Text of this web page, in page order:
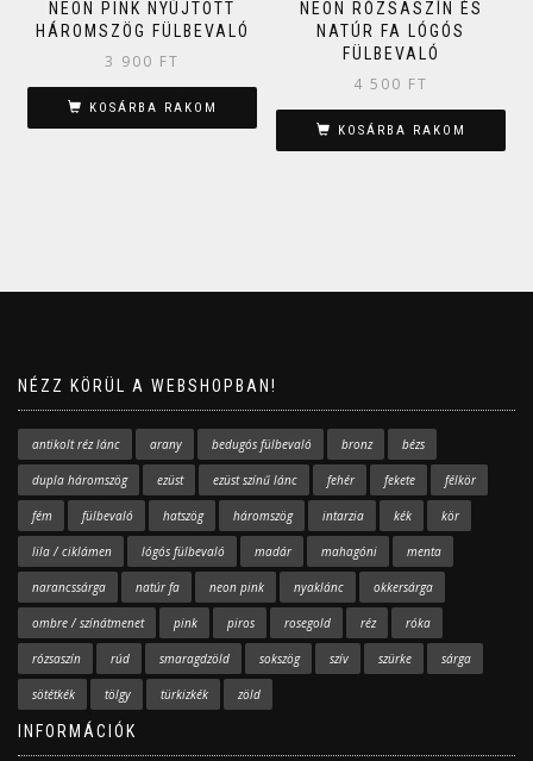
NEON PINK NYÚJTOTT
HÁROMSZÖG FÜLBEVALÓ
3 900 FT
KOSÁRBA RAKOM
NEON RÓZSASZÍN ÉS
NATÚR FA LÓGÓS
FÜLBEVALÓ
4 500 FT
KOSÁRBA RAKOM
NÉZZ KÖRÜL A WEBSHOPBAN!
antikolt réz lánc arany bedugós fülbevaló bronz bézs
dupla háromszög ezüst ezüst színű lánc fehér fekete félkör
fém fülbevaló hatszög háromszög intarzia kék kör
lila / ciklámen lógós fülbevaló madár mahagóni menta
narancssárga natúr fa neon pink nyaklánc okkersárga
ombre / színátmenet pink piros rosegold réz róka
rózsaszín rúd smaragdzöld sokszög szív szürke sárga
sötétkék tölgy türkizkék zöld
INFORMÁCIÓK